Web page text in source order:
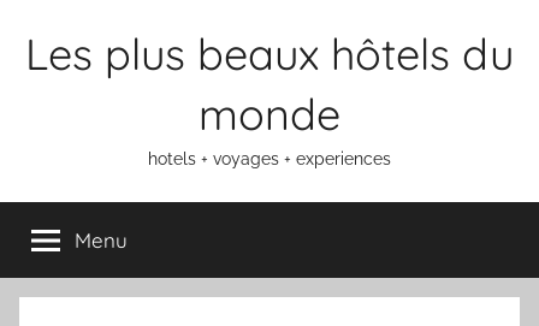
Les plus beaux hôtels du
monde
hotels + voyages + experiences
Menu